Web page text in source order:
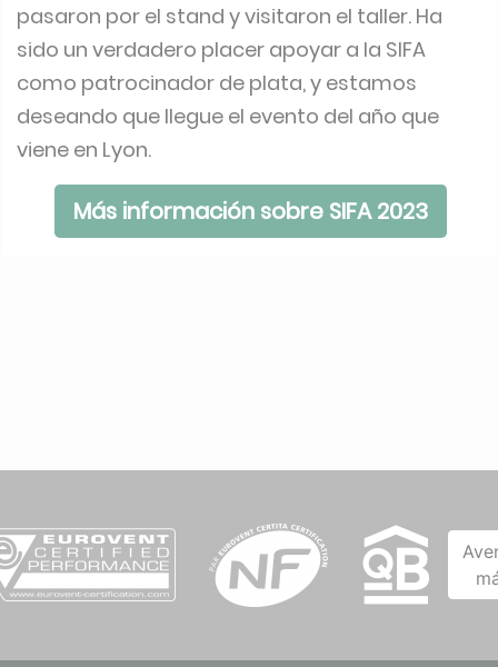
pasaron por el stand y visitaron el taller. Ha
sido un verdadero placer apoyar a la SIFA
como patrocinador de plata, y estamos
deseando que llegue el evento del año que
viene en Lyon.
Más información sobre SIFA 2023